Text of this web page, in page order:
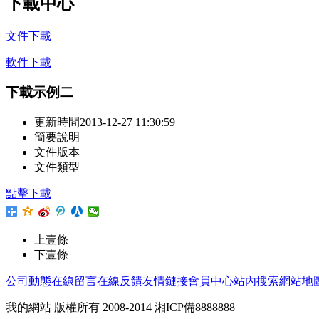
文件下載
軟件下載
下載示例二
更新時間2013-12-27 11:30:59
簡要說明
文件版本
文件類型
點擊下載
上壹條
下壹條
公司動態在線留言在線反饋友情鏈接會員中心站內搜索網站地
我的網站 版權所有 2008-2014 湘ICP備8888888